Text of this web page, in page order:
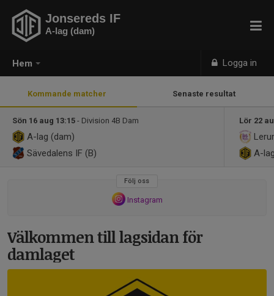
Hem Logga in
Jonsereds IF
A-lag (dam)
Kommande matcher Senaste resultat
Sön 16 aug 13:15 - Division 4B Dam
A-lag (dam)
Sävedalens IF (B)
Lör 22
A-
Följ oss
Instagram
Välkommen till lagsidan för
damlaget